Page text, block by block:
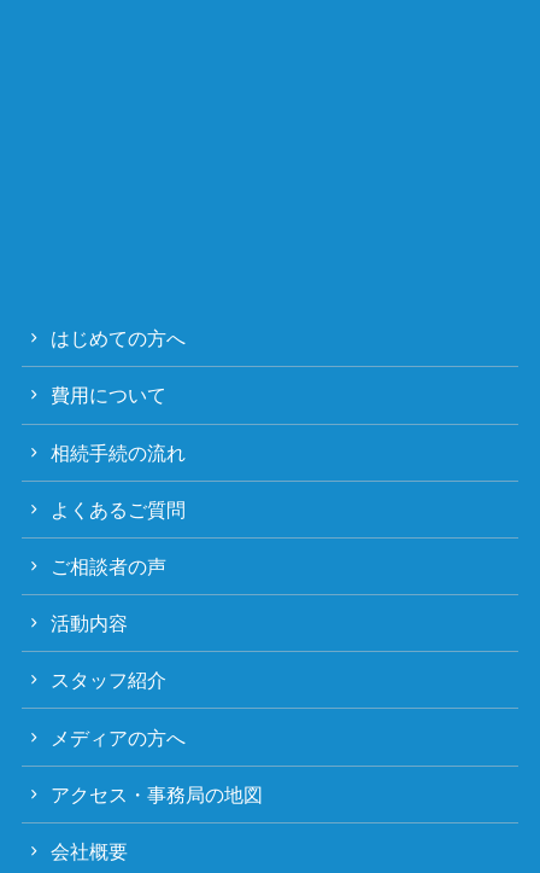
はじめての方へ
費用について
相続手続の流れ
よくあるご質問
ご相談者の声
活動内容
スタッフ紹介
メディアの方へ
アクセス・事務局の地図
会社概要